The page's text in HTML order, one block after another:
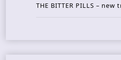
THE BITTER PILLS – new